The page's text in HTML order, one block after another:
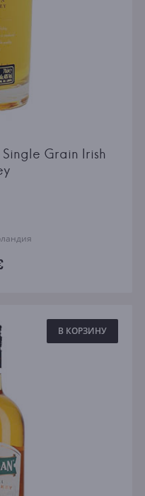
Grain Irish
В КОРЗИНУ